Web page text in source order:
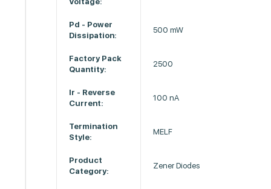
Pd - Power
Dissipation:
500 mW
Factory Pack
Quantity:
2500
Ir - Reverse
Current:
100 nA
Termination
Style:
MELF
Product
Category:
Zener Diodes